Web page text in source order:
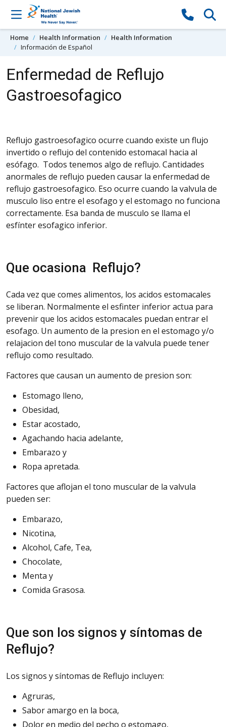
Skip to content
Home Health Information
Health Information
Información de Español
Enfermedad de Reflujo
Gastroesofagico
Reflujo gastroesofagico ocurre cuando existe un flujo
invertido o reflujo del contenido estomacal hacia al
esófago. Todos tenemos algo de reflujo. Cantidades
anormales de reflujo pueden causar la enfermedad de
reflujo gastroesofagico. Eso ocurre cuando la valvula de
musculo liso entre el esofago y el estomago no funciona
correctamente. Esa banda de musculo se llama el
esfínter esofagico inferior.
Que ocasiona Reflujo?
Cada vez que comes alimentos, los acidos estomacales
se liberan. Normalmente el esfinter inferior actua para
prevenir que los acidos estomacales puedan entrar el
esofago. Un aumento de la presion en el estomago y/o
relajacion del tono muscular de la valvula puede tener
reflujo como resultado.
Factores que causan un aumento de presion son:
Estomago lleno,
Obesidad,
Estar acostado,
Agachando hacia adelante,
Embarazo y
Ropa apretada.
Factores que aflojan el tono muscular de la valvula
pueden ser:
Embarazo,
Nicotina,
Alcohol, Cafe, Tea,
Chocolate,
Menta y
Comida Grasosa.
Que son los signos y síntomas de
Reflujo?
Los signos y síntomas de Reflujo incluyen:
Agruras,
Sabor amargo en la boca,
Dolor en medio del pecho o estomago,